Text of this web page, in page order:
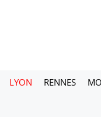
LYON RENNES